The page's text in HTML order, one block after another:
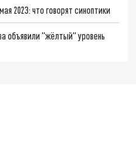
2023: что говорят синоптики
объявили "жёлтый" уровень